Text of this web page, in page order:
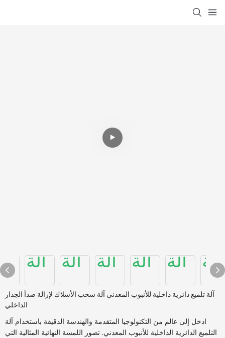
آلة تلميع دائرية داخلية للأنبوب المعدني آلة سحب الأسلاك لإزالة صدأ الجدار
الداخلي
ادخل إلى عالم من التكنولوجيا المتقدمة والهندسة الدقيقة باستخدام آلة
التلميع الدائرية الداخلية للأنبوب المعدني. تصور اللمسة النهائية المثالية التي